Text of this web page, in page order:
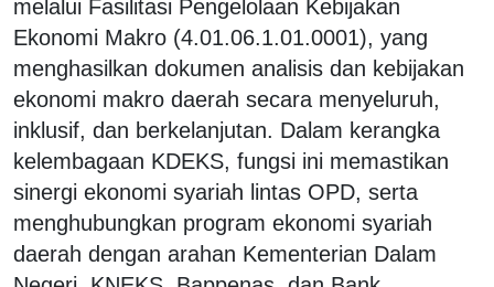
melalui Fasilitasi Pengelolaan Kebijakan
Ekonomi Makro (4.01.06.1.01.0001), yang
menghasilkan dokumen analisis dan kebijakan
ekonomi makro daerah secara menyeluruh,
inklusif, dan berkelanjutan. Dalam kerangka
kelembagaan KDEKS, fungsi ini memastikan
sinergi ekonomi syariah lintas OPD, serta
menghubungkan program ekonomi syariah
daerah dengan arahan Kementerian Dalam